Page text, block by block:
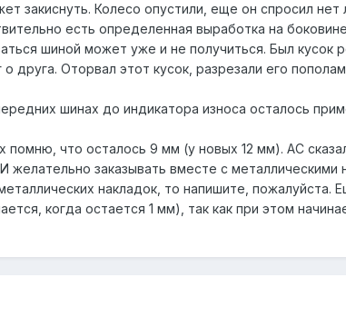
закиснуть. Колесо опустили, еще он спросил
есть определенная выработка на
шиной может уже и не получиться. Был кусок
друга. Оторвал этот кусок, разрезали его
шинах до индикатора износа осталось
что осталось 9 мм (у новых 12 мм). АС
желательно заказывать вместе с
накладок, то напишите, пожалуйста.
когда остается 1 мм), так как при этом